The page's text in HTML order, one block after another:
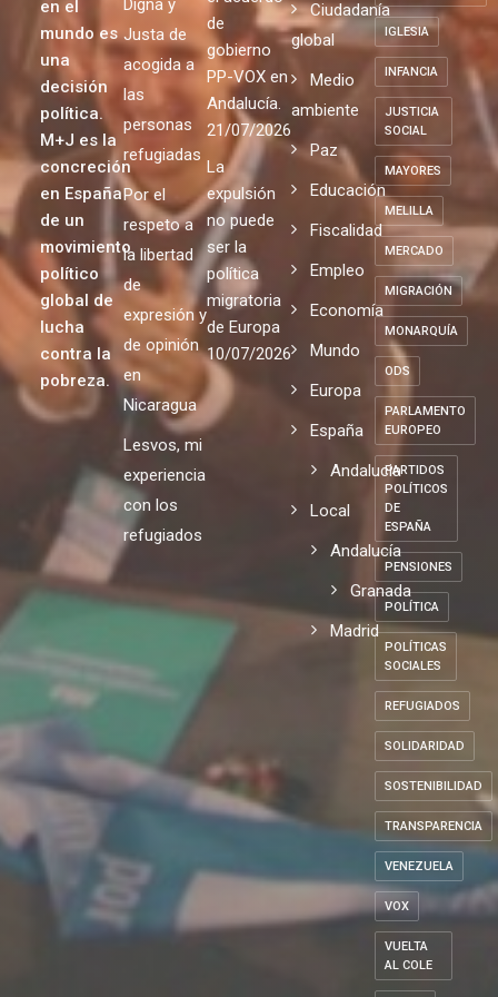
en el
mundo es
una
decisión
política.
M+J es la
concreción
en España
de un
movimiento
político
global de
lucha
contra la
pobreza.
Digna y
Justa de
acogida a
las
personas
refugiadas
Por el
respeto a
la libertad
de
expresión y
de opinión
en
Nicaragua
Lesvos, mi
experiencia
con los
refugiados
de
gobierno
PP-VOX en
Andalucía.
21/07/2026
La
expulsión
no puede
ser la
política
migratoria
de Europa
10/07/2026
Ciudadanía
global
Medio
ambiente
Paz
Educación
Fiscalidad
Empleo
Economía
Mundo
Europa
España
Andalucia
Local
Andalucía
Granada
Madrid
IGLESIA
INFANCIA
JUSTICIA
SOCIAL
MAYORES
MELILLA
MERCADO
MIGRACIÓN
MONARQUÍA
ODS
PARLAMENTO
EUROPEO
PARTIDOS
POLÍTICOS
DE
ESPAÑA
PENSIONES
POLÍTICA
POLÍTICAS
SOCIALES
REFUGIADOS
SOLIDARIDAD
SOSTENIBILIDAD
TRANSPARENCIA
VENEZUELA
VOX
VUELTA
AL COLE